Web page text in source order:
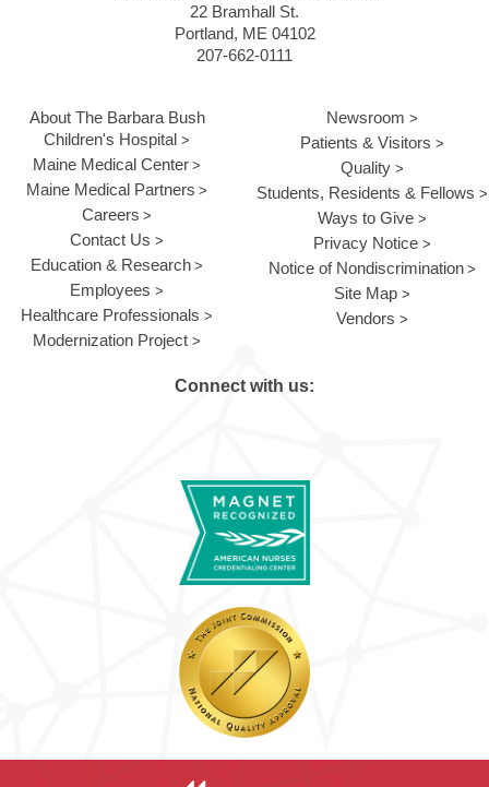
22 Bramhall St.
Portland, ME 04102
207-662-0111
About The Barbara Bush
Children's Hospital
Maine Medical Center
Maine Medical Partners
Careers
Contact Us
Education & Research
Employees
Healthcare Professionals
Modernization Project
Newsroom
Patients & Visitors
Quality
Students, Residents & Fellows
Ways to Give
Privacy Notice
Notice of Nondiscrimination
Site Map
Vendors
Connect with us: